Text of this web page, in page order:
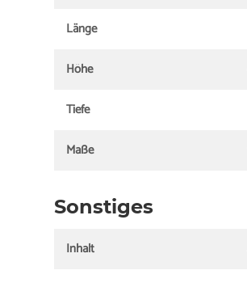
Länge
Höhe
Tiefe
Maße
Sonstiges
Inhalt